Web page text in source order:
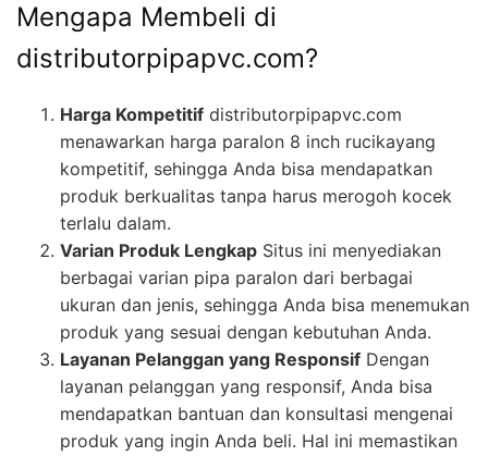
Mengapa Membeli di
distributorpipapvc.com?
Harga Kompetitif distributorpipapvc.com
menawarkan harga paralon 8 inch rucikayang
kompetitif, sehingga Anda bisa mendapatkan
produk berkualitas tanpa harus merogoh kocek
terlalu dalam.
Varian Produk Lengkap Situs ini menyediakan
berbagai varian pipa paralon dari berbagai
ukuran dan jenis, sehingga Anda bisa menemukan
produk yang sesuai dengan kebutuhan Anda.
Layanan Pelanggan yang Responsif Dengan
layanan pelanggan yang responsif, Anda bisa
mendapatkan bantuan dan konsultasi mengenai
produk yang ingin Anda beli. Hal ini memastikan